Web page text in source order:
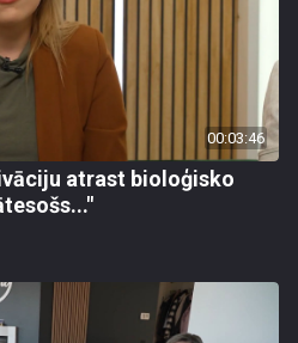
00:03:46
atrast bioloģisko